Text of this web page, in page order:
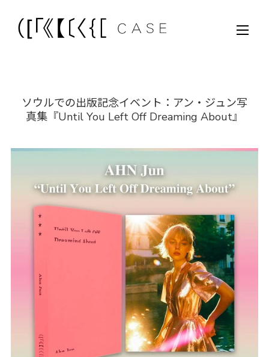
ソウルでの出版記念イベント：アン・ジュン写
真集『Until You Left Off Dreaming About』